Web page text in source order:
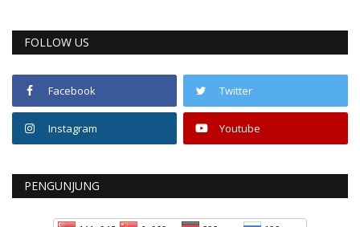
FOLLOW US
Facebook Twitter
Instagram Youtube
PENGUNJUNG